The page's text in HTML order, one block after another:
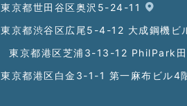
東京都世田谷区奥沢5-24-11
東京都渋谷区広尾5-4-12 大成鋼機ビ
東京都港区芝浦3-13-12 PhilPark
東京都港区白金3-1-1 第一麻布ビル4